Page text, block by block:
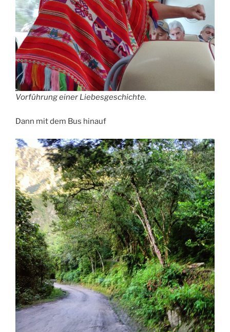
Vorführung einer Liebesgeschichte.
Dann mit dem Bus hinauf